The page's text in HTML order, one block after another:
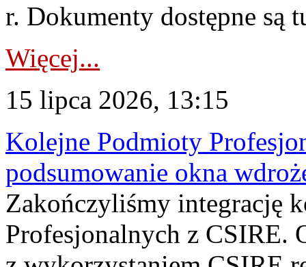
r. Dokumenty dostępne są
Więcej...
15 lipca 2026, 13:15
Kolejne Podmioty
podsumowanie okna
Zakończyliśmy integrację
Profesjonalnych z CSIRE.